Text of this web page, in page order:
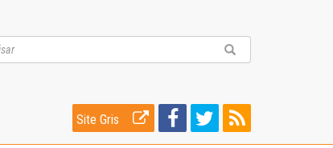
Site Gris